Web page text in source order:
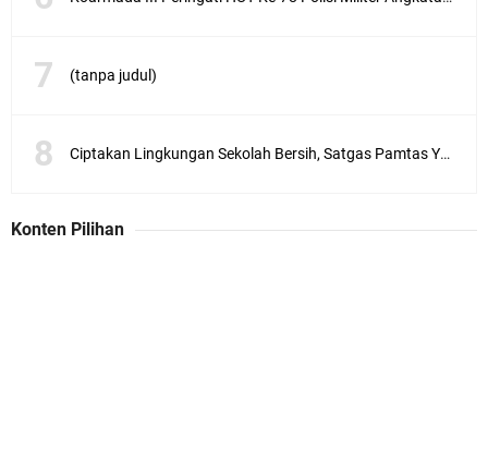
(tanpa judul)
Ciptakan Lingkungan Sekolah Bersih, Satgas Pamtas Yonif 711/Rks Melaksanakan Karya Bakti
Konten Pilihan